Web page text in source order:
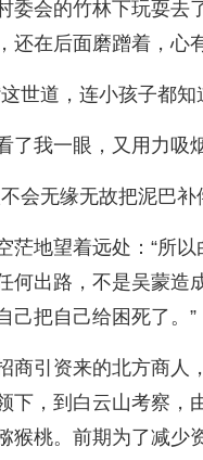
委会的竹林下玩耍去
还在后面磨蹭着，心
世道，连小孩子都知
了我一眼，又用力吸
会无缘无故把泥巴补
茫地望着远处：“所以
何出路，不是吴蒙造
己把自己给困死了。”
商引资来的北方商人
下，到白云山考察，
猴桃。前期为了减少